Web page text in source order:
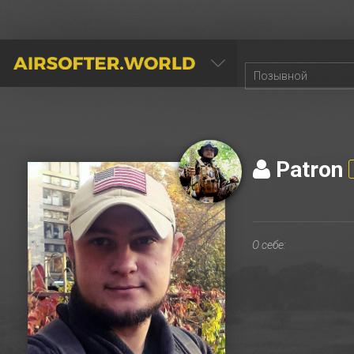
AIRSOFTER.WORLD
Patron